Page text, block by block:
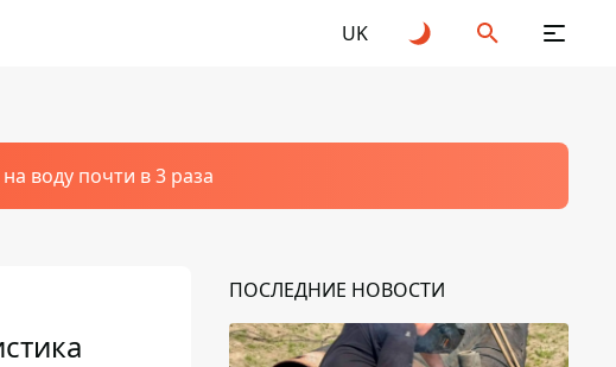
UK
воду почти в 3 раза
ПОСЛЕДНИЕ НОВОСТИ